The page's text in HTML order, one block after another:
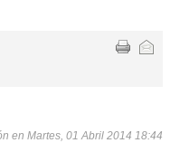
en Martes, 01 Abril 2014 18:44